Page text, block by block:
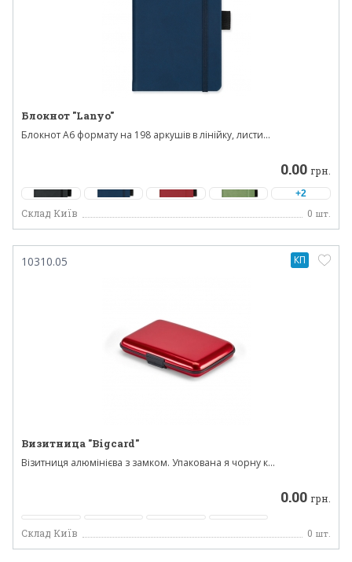
Блокнот "Lanyo"
Блокнот А6 формату на 198 аркушів в лінійку, листи...
0.00 грн.
+2
Склад Київ 0 шт.
10310.05
Визитница "Bigcard"
Візитниця алюмінієва з замком. Упакована я чорну к...
0.00 грн.
Склад Київ 0 шт.
КП